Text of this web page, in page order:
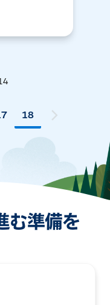
18
む準備を